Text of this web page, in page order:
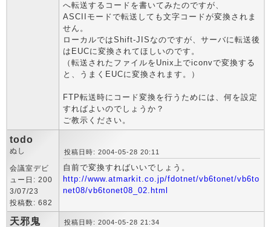
へ転送するコードを書いてみたのですが、
ASCIIモードで転送しても文字コードが変換されま
せん。
ローカルではShift-JISなのですが、サーバに転送後
はEUCに変換されてほしいのです。
（転送されたファイルをUnix上でiconvで変換する
と、うまくEUCに変換されます。）
FTP転送時にコード変換を行うためには、何を設定
すればよいのでしょうか？
ご教示ください。
todo
ぬし
会議室デビ
ュー日: 200
3/07/23
投稿数: 682
投稿日時: 2004-05-28 20:11
自前で変換すればいいでしょう。
http://www.atmarkit.co.jp/fdotnet/vb6tonet/vb6to
net08/vb6tonet08_02.html
天邪鬼 投稿日時: 2004-05-28 21:34